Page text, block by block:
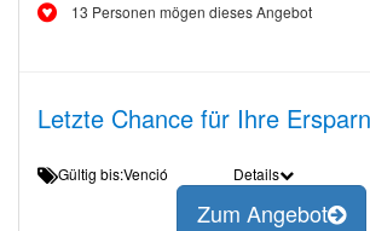
13 Personen mögen dieses Angebot
Letzte Chance für Ihre
Gültig bis:Venció Details
Zum Angebot